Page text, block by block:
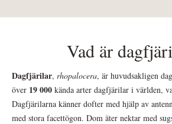
Vad är
Dagfjärilar, rhopalocera, är huvudsakligen
över 19 000 kända arter dagfjärilar i världen,
Dagfjärilarna känner dofter med hjälp av
med stora facettögon. Dom äter nektar med